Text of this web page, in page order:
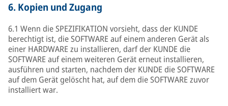
6. Kopien und Zugang
6.1 Wenn die SPEZIFIKATION vorsieht, dass der KUNDE
berechtigt ist, die SOFTWARE auf einem anderen Gerät als
einer HARDWARE zu installieren, darf der KUNDE die
SOFTWARE auf einem weiteren Gerät erneut installieren,
ausführen und starten, nachdem der KUNDE die SOFTWARE
auf dem Gerät gelöscht hat, auf dem die SOFTWARE zuvor
installiert war.